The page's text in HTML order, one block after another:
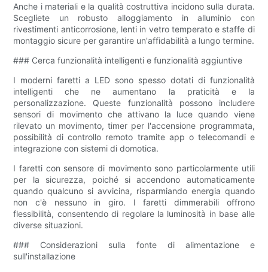
Anche i materiali e la qualità costruttiva incidono sulla durata.
Scegliete un robusto alloggiamento in alluminio con
rivestimenti anticorrosione, lenti in vetro temperato e staffe di
montaggio sicure per garantire un'affidabilità a lungo termine.
### Cerca funzionalità intelligenti e funzionalità aggiuntive
I moderni faretti a LED sono spesso dotati di funzionalità
intelligenti che ne aumentano la praticità e la
personalizzazione. Queste funzionalità possono includere
sensori di movimento che attivano la luce quando viene
rilevato un movimento, timer per l'accensione programmata,
possibilità di controllo remoto tramite app o telecomandi e
integrazione con sistemi di domotica.
I faretti con sensore di movimento sono particolarmente utili
per la sicurezza, poiché si accendono automaticamente
quando qualcuno si avvicina, risparmiando energia quando
non c'è nessuno in giro. I faretti dimmerabili offrono
flessibilità, consentendo di regolare la luminosità in base alle
diverse situazioni.
### Considerazioni sulla fonte di alimentazione e
sull'installazione